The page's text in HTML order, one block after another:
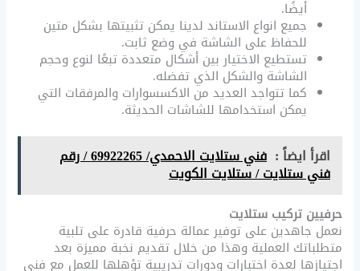
أيضًا.
جميع انواع الاستاند لدينا يمكن تثبيتها بشكل متين
للحفاظ على الشاشة في وضع ثابت.
تستطيع الاختيار بين أشكال متعددة تبعًا لنوع وحجم
الشاشة والشكل الذي تفضله.
كما تتواجد العديد من الاكسسوارات والمرفقات التي
يمكن استخدامها للشاشات الحديثة.
اقرأ ايضاً : فني ستلايت الاحمدي/ 69922265 / رقم
فني ستلايت / ستلايت الكويت
حرفيين تركيب ستلايت
نعمل جاهدين على توفير عمالة حرفية قادرة على تلبية
متطلباتك العملية وهذا من خلال تقديم نخبة مميزة بعد
اجتيازها لعدة اختبارات ودورات تدريبية تؤهلها للعمل مع فني